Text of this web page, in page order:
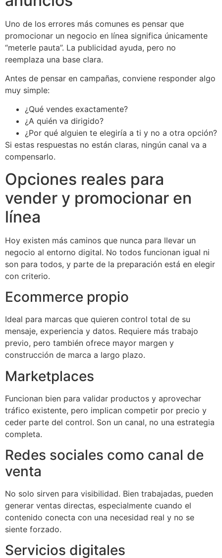
Uno de los errores más comunes es pensar que
promocionar un negocio en línea significa únicamente
“meterle pauta”. La publicidad ayuda, pero no
reemplaza una base clara.
Antes de pensar en campañas, conviene responder algo
muy simple:
¿Qué vendes exactamente?
¿A quién va dirigido?
¿Por qué alguien te elegiría a ti y no a otra opción?
Si estas respuestas no están claras, ningún canal va a
compensarlo.
Opciones reales para
vender y promocionar en
línea
Hoy existen más caminos que nunca para llevar un
negocio al entorno digital. No todos funcionan igual ni
son para todos, y parte de la preparación está en elegir
con criterio.
Ecommerce propio
Ideal para marcas que quieren control total de su
mensaje, experiencia y datos. Requiere más trabajo
previo, pero también ofrece mayor margen y
construcción de marca a largo plazo.
Marketplaces
Funcionan bien para validar productos y aprovechar
tráfico existente, pero implican competir por precio y
ceder parte del control. Son un canal, no una estrategia
completa.
Redes sociales como canal de
venta
No solo sirven para visibilidad. Bien trabajadas, pueden
generar ventas directas, especialmente cuando el
contenido conecta con una necesidad real y no se
siente forzado.
Servicios digitales